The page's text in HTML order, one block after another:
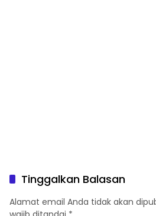
Tinggalkan Balasan
Alamat email Anda tidak akan